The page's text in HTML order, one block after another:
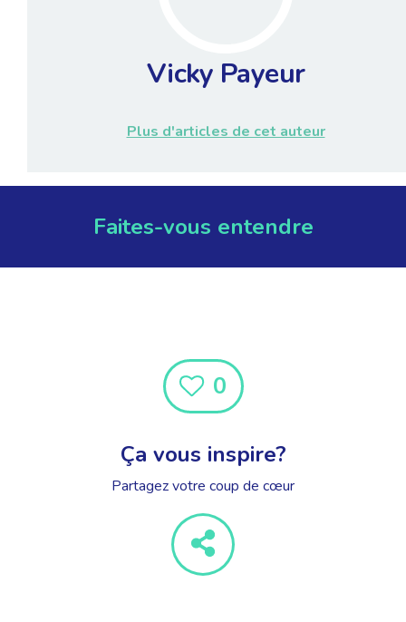
Vicky Payeur
Plus d'articles de cet auteur
Faites-vous entendre
0
Ça vous inspire?
Partagez votre coup de cœur